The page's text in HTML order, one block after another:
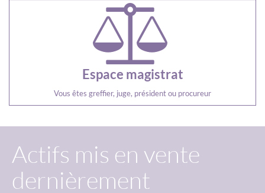
Espace magistrat
Vous êtes greffier, juge, président ou procureur
Actifs mis en vente
dernièrement